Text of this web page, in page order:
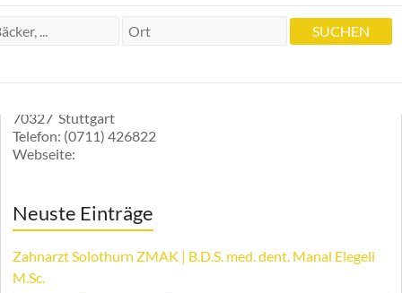
70327 Stuttgart
Telefon: (0711) 426822
Webseite:
Neuste Einträge
Zahnarzt Solothurn ZMAK | B.D.S. med. dent. Manal Elegeli
M.Sc.